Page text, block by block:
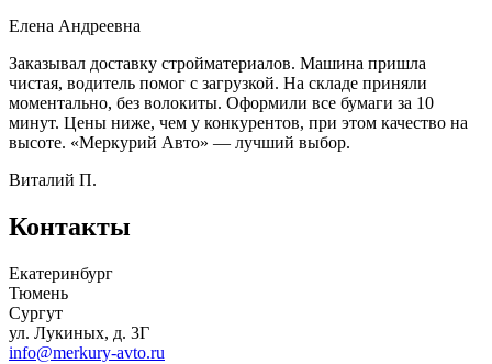
Елена Андреевна
Заказывал доставку стройматериалов. Машина пришла
чистая, водитель помог с загрузкой. На складе приняли
моментально, без волокиты. Оформили все бумаги за 10
минут. Цены ниже, чем у конкурентов, при этом качество на
высоте. «Меркурий Авто» — лучший выбор.
Виталий П.
Контакты
Екатеринбург
Тюмень
Сургут
ул. Лукиных, д. 3Г
info@merkury-avto.ru